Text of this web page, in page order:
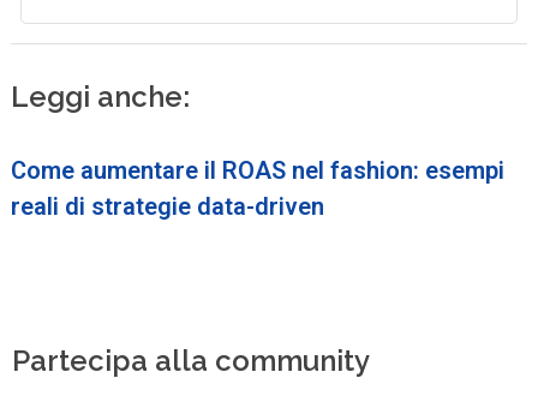
Leggi anche:
Come aumentare il ROAS nel fashion: esempi
reali di strategie data-driven
Partecipa alla community